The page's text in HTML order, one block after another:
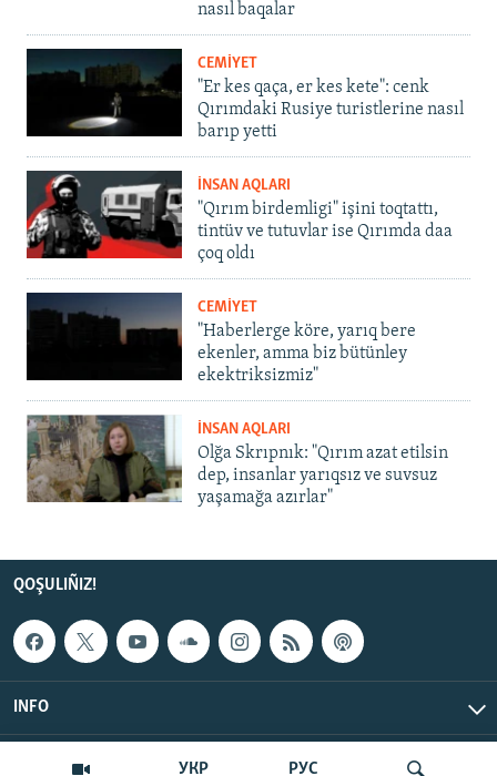
УКР РУС
nasıl baqalar
CEMİYET
"Er kes qaça, er kes kete": cenk
Qırımdaki Rusiye turistlerine nasıl
barıp yetti
İNSAN AQLARI
"Qırım birdemligi" işini toqtattı,
tintüv ve tutuvlar ise Qırımda daa
çoq oldı
CEMİYET
"Haberlerge köre, yarıq bere
ekenler, amma biz bütünley
ekektriksizmiz"
İNSAN AQLARI
Olğa Skrıpnık: "Qırım azat etilsin
dep, insanlar yarıqsız ve suvsuz
yaşamağa azırlar"
QOŞULIÑIZ!
INFO
© Qırım.Aqiqat, 2026 | All Rights Reserved.